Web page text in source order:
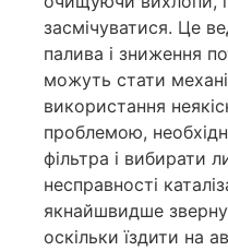
засмічуватися. Це
палива і зниження
можуть стати
використання
проблемою,
фільтра і вибирати
несправності
якнайшвидше
оскільки їздити на